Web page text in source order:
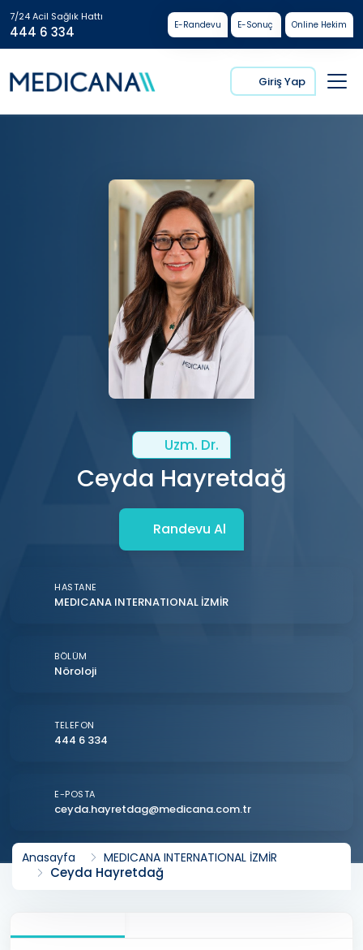
7/24 Acil Sağlık Hattı
444 6 334 E-Randevu E-Sonuç Online Hekim
Giriş Yap
Uzm. Dr.
Ceyda Hayretdağ
Randevu Al
HASTANE
MEDICANA INTERNATIONAL İZMİR
BÖLÜM
Nöroloji
TELEFON
444 6 334
E-POSTA
ceyda.hayretdag@medicana.com.tr
Anasayfa MEDICANA INTERNATIONAL İZMİR
Ceyda Hayretdağ